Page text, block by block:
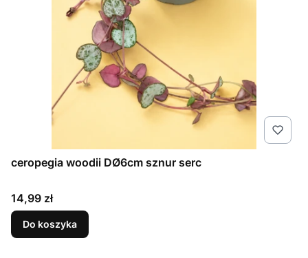
ceropegia woodii DØ6cm sznur serc
Cena
14,99 zł
Do koszyka